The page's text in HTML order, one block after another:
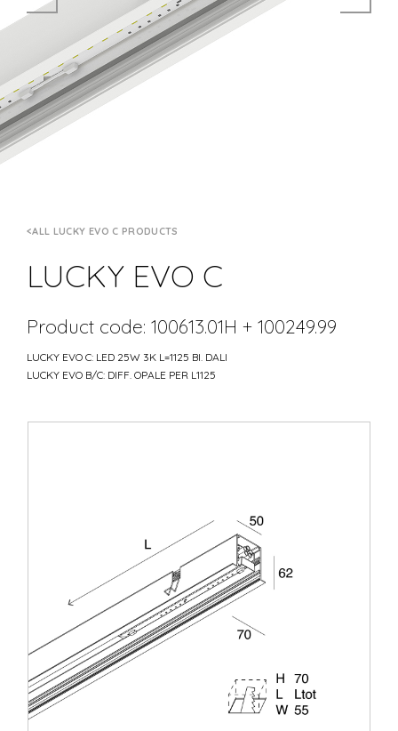
ALL LUCKY EVO C PRODUCTS
LUCKY EVO C
Product code: 100613.01H + 100249.99
LUCKY EVO C: LED 25W 3K L=1125 BI. DALI
LUCKY EVO B/C: DIFF. OPALE PER L1125